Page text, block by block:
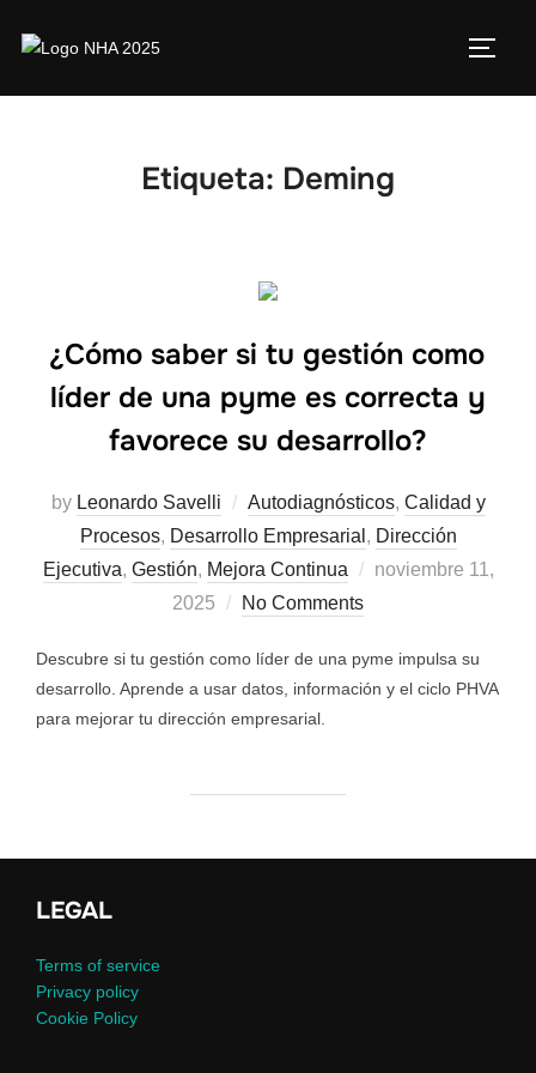
Etiqueta: Deming
¿Cómo saber si tu gestión como
líder de una pyme es correcta y
favorece su desarrollo?
by Leonardo Savelli Autodiagnósticos, Calidad y
Procesos, Desarrollo Empresarial , Dirección
Ejecutiva, Gestión, Mejora Continua
noviembre 11,
2025
No Comments
Descubre si tu gestión como líder de una pyme impulsa su
desarrollo. Aprende a usar datos, información y el ciclo PHVA
para mejorar tu dirección empresarial.
LEGAL
Terms of service
Privacy policy
Cookie Policy